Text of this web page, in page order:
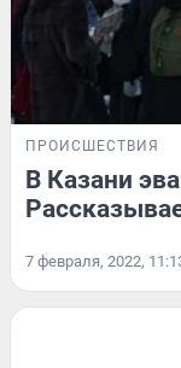
ПРОИСШЕСТВИЯ
В Казани
7 февраля, 2022,